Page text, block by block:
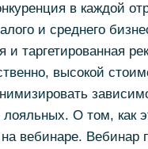
в каждой
и среднего
и таргетированная
высокой
лояльных. О том, как
на вебинаре.